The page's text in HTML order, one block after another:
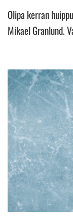
Olipa kerran
Mikael Granlund.